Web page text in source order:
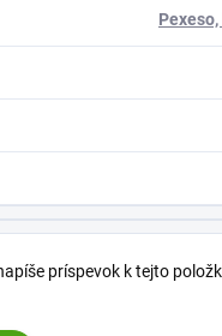
príspevok k tejto